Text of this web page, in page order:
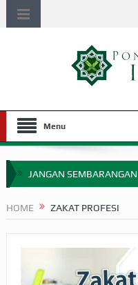
Menu
JANGAN
APA HUKUM
SEBELUM TIBA SAAT WAJIB?
HOME ZAKAT PROFESI